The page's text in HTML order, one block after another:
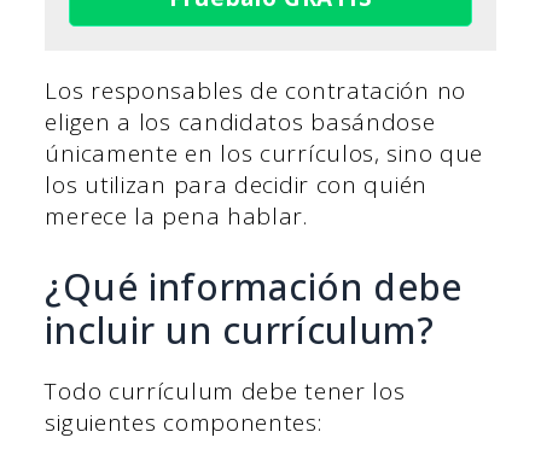
Los responsables de contratación no
eligen a los candidatos basándose
únicamente en los currículos, sino que
los utilizan para decidir con quién
merece la pena hablar.
¿Qué información debe
incluir un currículum?
Todo currículum debe tener los
siguientes componentes: